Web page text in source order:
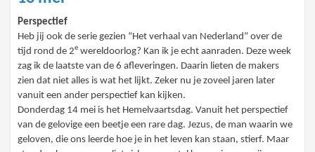
Perspectief
Heb jij ook de serie gezien “Het verhaal van Nederland” over de
tijd rond de 2e wereldoorlog? Kan ik je echt aanraden. Deze week
zag ik de laatste van de 6 afleveringen. Daarin lieten de makers
zien dat niet alles is wat het lijkt. Zeker nu je zoveel jaren later
vanuit een ander perspectief kan kijken.
Donderdag 14 mei is het Hemelvaartsdag. Vanuit het perspectief
van de gelovige een beetje een rare dag. Jezus, de man waarin we
geloven, die ons leerde hoe je in het leven kan staan, stierf. Maar